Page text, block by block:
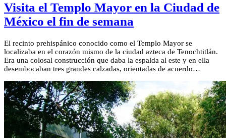
Visita el Templo Mayor en la Ciudad de
México el fin de semana
El recinto prehispánico conocido como el Templo Mayor se
localizaba en el corazón mismo de la ciudad azteca de Tenochtitlán.
Era una colosal construcción que daba la espalda al este y en ella
desembocaban tres grandes calzadas, orientadas de acuerdo…